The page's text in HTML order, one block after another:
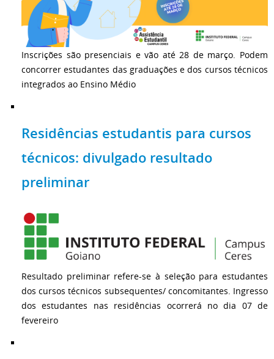
Inscrições são presenciais e vão até 28 de março. Podem
concorrer estudantes das graduações e dos cursos técnicos
integrados ao Ensino Médio
Residências estudantis para cursos
técnicos: divulgado resultado
preliminar
Resultado preliminar refere-se à seleção para estudantes
dos cursos técnicos subsequentes/ concomitantes. Ingresso
dos estudantes nas residências ocorrerá no dia 07 de
fevereiro